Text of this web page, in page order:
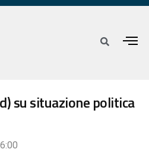
su situazione politica